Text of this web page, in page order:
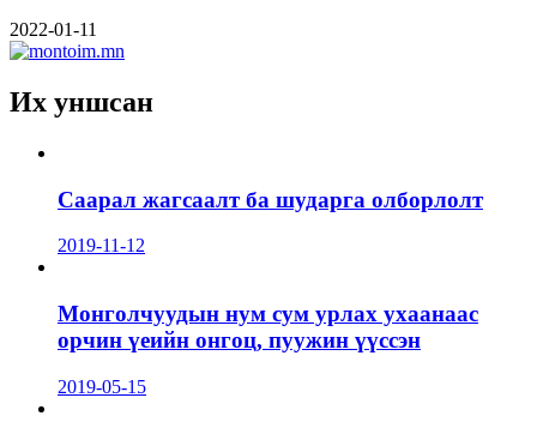
2022-01-11
Их уншсан
Саарал жагсаалт ба шударга олборлолт
2019-11-12
Монголчуудын нум сум урлах ухаанаас
орчин үеийн онгоц, пуужин үүссэн
2019-05-15